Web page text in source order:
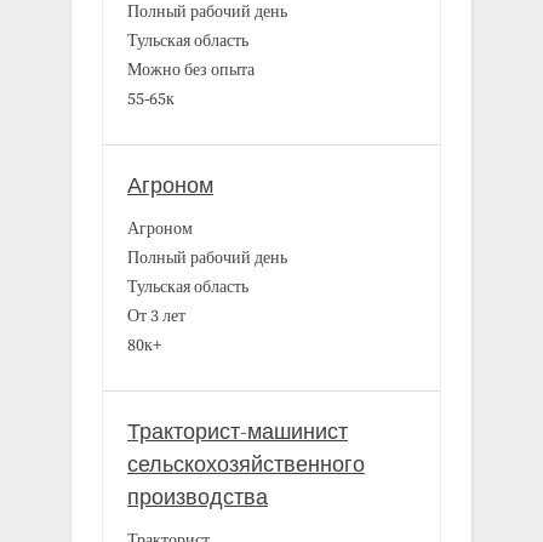
Полный рабочий день
Тульская область
Можно без опыта
55-65к
Агроном
Агроном
Полный рабочий день
Тульская область
От 3 лет
80к+
Тракторист-машинист
сельскохозяйственного
производства